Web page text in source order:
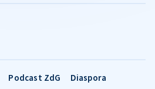
Podcast ZdG
Diaspora